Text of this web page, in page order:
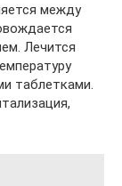
между
Лечится
таблетками.